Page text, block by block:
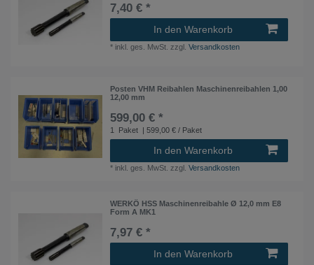
7,40 € *
In den Warenkorb
* inkl. ges. MwSt. zzgl.Versandkosten
Posten VHM Reibahlen Maschinenreibahlen 1,00
12,00 mm
599,00 € *
1 Paket | 599,00 € / Paket
In den Warenkorb
* inkl. ges. MwSt. zzgl.Versandkosten
WERKÖ HSS Maschinenreibahle Ø 12,0 mm E8
Form A MK1
7,97 € *
In den Warenkorb